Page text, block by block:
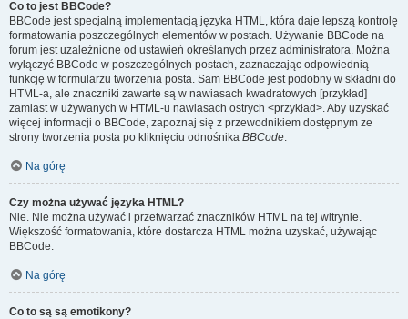
Co to jest BBCode?
BBCode jest specjalną implementacją języka HTML, która daje lepszą kontrolę
formatowania poszczególnych elementów w postach. Używanie BBCode na
forum jest uzależnione od ustawień określanych przez administratora. Można
wyłączyć BBCode w poszczególnych postach, zaznaczając odpowiednią
funkcję w formularzu tworzenia posta. Sam BBCode jest podobny w składni do
HTML-a, ale znaczniki zawarte są w nawiasach kwadratowych [przykład]
zamiast w używanych w HTML-u nawiasach ostrych <przykład>. Aby uzyskać
więcej informacji o BBCode, zapoznaj się z przewodnikiem dostępnym ze
strony tworzenia posta po kliknięciu odnośnika BBCode.
Na górę
Czy można używać języka HTML?
Nie. Nie można używać i przetwarzać znaczników HTML na tej witrynie.
Większość formatowania, które dostarcza HTML można uzyskać, używając
BBCode.
Na górę
Co to są są emotikony?